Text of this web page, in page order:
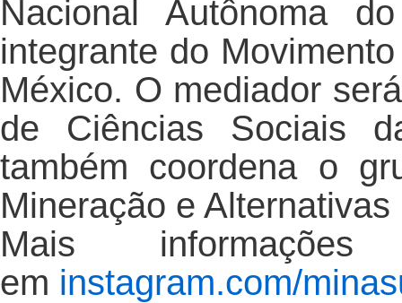
Nacional Autônoma
integrante do
México. O mediador
de Ciências Sociais
também coordena o
Mineração e
Mais
em instagram.com/